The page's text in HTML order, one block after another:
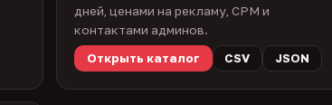
дней, ценами на рекламу, CPM и
контактами админов.
Открыть каталог
CSV JSON